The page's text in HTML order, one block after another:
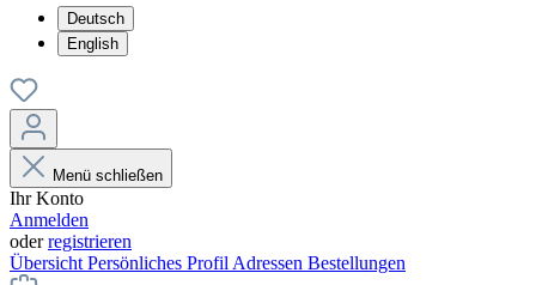
Deutsch
English
Menü schließen
Ihr Konto
Anmelden
oderregistrieren
Übersicht Persönliches Profil Adressen Bestellungen